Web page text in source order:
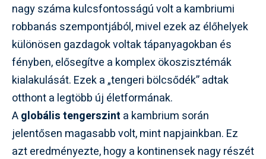
nagy száma kulcsfontosságú volt a kambriumi
robbanás szempontjából, mivel ezek az élőhelyek
különösen gazdagok voltak tápanyagokban és
fényben, elősegítve a komplex ökoszisztémák
kialakulását. Ezek a „tengeri bölcsődék” adtak
otthont a legtöbb új életformának.
Aglobális tengerszint a kambrium során
jelentősen magasabb volt, mint napjainkban. Ez
azt eredményezte, hogy a kontinensek nagy részét